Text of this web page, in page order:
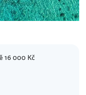
16 000 Kč